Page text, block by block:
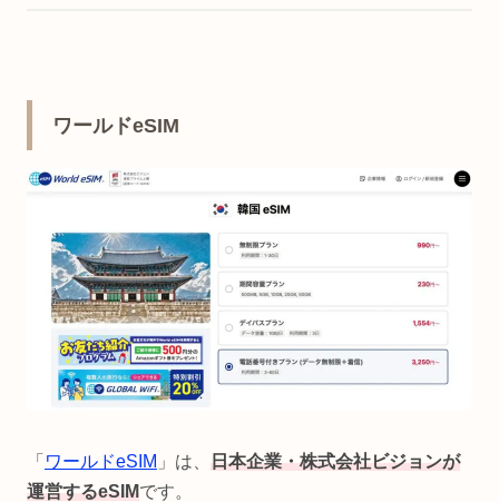
ワールドeSIM
「 ワールドeSIM 」は、 日本企業・株式会社ビジョンが
運営するeSIMです。